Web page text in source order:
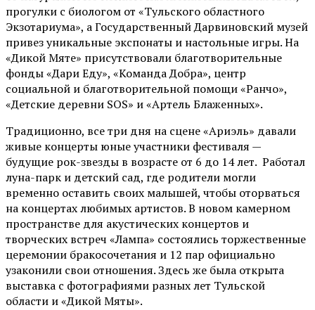
прогулки с биологом от «Тульского областного
Экзотариума», а Государственный Дарвиновский музей
привез уникальные экспонаты и настольные игры. На
«Дикой Мяте» присутствовали благотворительные
фонды «Дари Еду», «Команда Добра», центр
социальной и благотворительной помощи «Ранчо»,
«Детские деревни SOS» и «Артель Блаженных».
Традиционно, все три дня на сцене«Ариэль» давали
живые концерты юные участники фестиваля —
будущие рок-звезды в возрасте от 6 до 14 лет. Работал
луна-парк и детский сад, где родители могли
временно оставить своих малышей, чтобы оторваться
на концертах любимых артистов. В новом камерном
пространстве для акустических концертов и
творческих встреч «Лампа» состоялись торжественные
церемонии бракосочетания и 12 пар официально
узаконили свои отношения. Здесь же была открыта
выставка с фотографиями разных лет Тульской
области и «Дикой Мяты».